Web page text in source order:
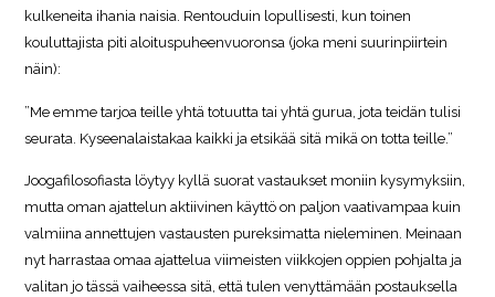
kulkeneita ihania naisia. Rentouduin lopullisesti, kun toinen
kouluttajista piti aloituspuheenvuoronsa (joka meni suurinpiirtein
näin):
”Me emme tarjoa teille yhtä totuutta tai yhtä gurua, jota teidän tulisi
seurata. Kyseenalaistakaa kaikki ja etsikää sitä mikä on totta teille.”
Joogafilosofiasta löytyy kyllä suorat vastaukset moniin kysymyksiin,
mutta oman ajattelun aktiivinen käyttö on paljon vaativampaa kuin
valmiina annettujen vastausten pureksimatta nieleminen. Meinaan
nyt harrastaa omaa ajattelua viimeisten viikkojen oppien pohjalta ja
valitan jo tässä vaiheessa sitä, että tulen venyttämään postauksella